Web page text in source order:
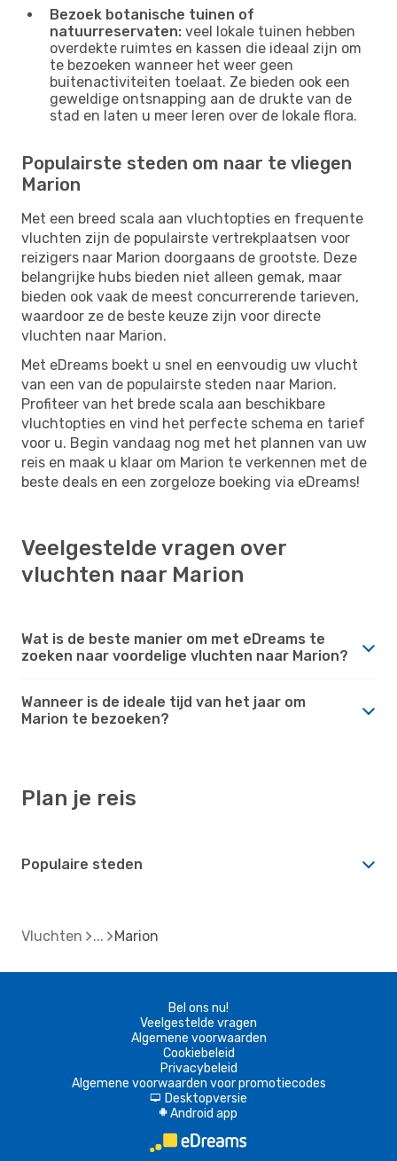
Bezoek botanische tuinen of
natuurreservaten: veel lokale tuinen hebben
overdekte ruimtes en kassen die ideaal zijn om
te bezoeken wanneer het weer geen
buitenactiviteiten toelaat. Ze bieden ook een
geweldige ontsnapping aan de drukte van de
stad en laten u meer leren over de lokale flora.
Populairste steden om naar te vliegen
Marion
Met een breed scala aan vluchtopties en frequente
vluchten zijn de populairste vertrekplaatsen voor
reizigers naar Marion doorgaans de grootste. Deze
belangrijke hubs bieden niet alleen gemak, maar
bieden ook vaak de meest concurrerende tarieven,
waardoor ze de beste keuze zijn voor directe
vluchten naar Marion.
Met eDreams boekt u snel en eenvoudig uw vlucht
van een van de populairste steden naar Marion.
Profiteer van het brede scala aan beschikbare
vluchtopties en vind het perfecte schema en tarief
voor u. Begin vandaag nog met het plannen van uw
reis en maak u klaar om Marion te verkennen met de
beste deals en een zorgeloze boeking via eDreams!
Veelgestelde vragen over
vluchten naar Marion
Wat is de beste manier om met eDreams te
zoeken naar voordelige vluchten naar Marion?
Wanneer is de ideale tijd van het jaar om
Marion te bezoeken?
Plan je reis
Populaire steden
Vluchten Marion
Bel ons nu!
Veelgestelde vragen
Algemene voorwaarden
Cookiebeleid
Privacybeleid
Algemene voorwaarden voor promotiecodes
d Desktopversie
A Android app